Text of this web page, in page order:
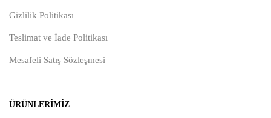
Gizlilik Politikası
Teslimat ve İade Politikası
Mesafeli Satış Sözleşmesi
ÜRÜNLERIMIZ